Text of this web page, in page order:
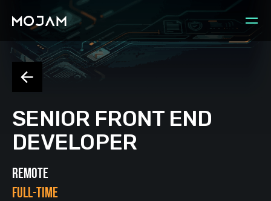
SENIOR FRONT END
DEVELOPER
REMOTE
FULL-TIME